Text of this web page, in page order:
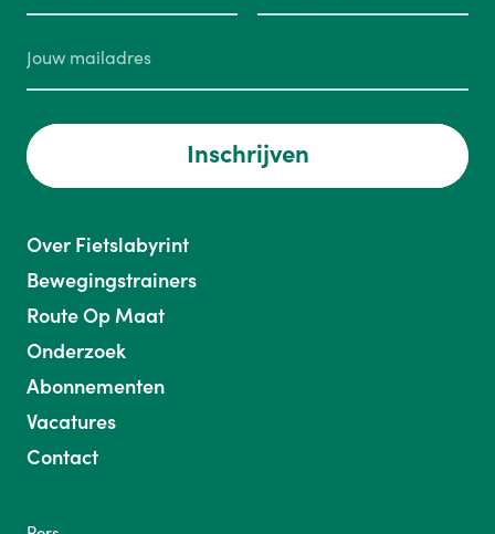
Inschrijven
Over Fietslabyrint
Bewegingstrainers
Route Op Maat
Onderzoek
Abonnementen
Vacatures
Contact